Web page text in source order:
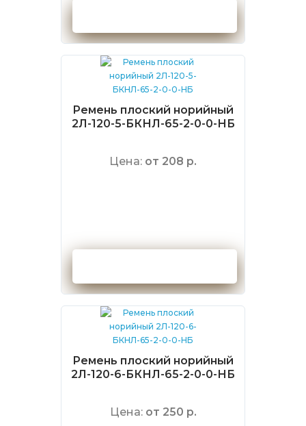
Ремень плоский норийный
2Л-120-5-БКНЛ-65-2-0-0-НБ
Цена: от 208 р.
Ремень плоский норийный
2Л-120-6-БКНЛ-65-2-0-0-НБ
Цена: от 250 р.